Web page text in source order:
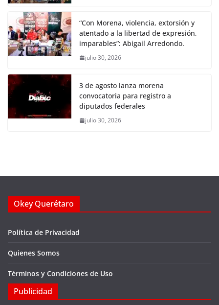
“Con Morena, violencia, extorsión y
atentado a la libertad de expresión,
imparables”: Abigail Arredondo.
julio 30, 2026
3 de agosto lanza morena
convocatoria para registro a
diputados federales
julio 30, 2026
Okey Querétaro
Política de Privacidad
Quienes Somos
Términos y Condiciones de Uso
Publicidad